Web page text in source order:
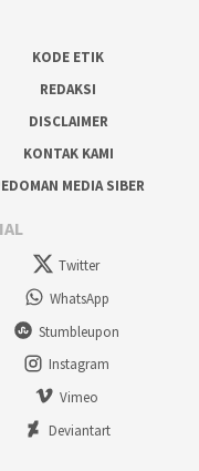
KODE ETIK
REDAKSI
DISCLAIMER
KONTAK KAMI
MEDIA SIBER
Twitter
WhatsApp
Stumbleupon
Instagram
Vimeo
Deviantart